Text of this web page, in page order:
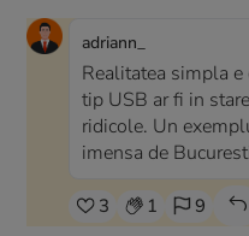
adriann_
Realitatea simpla
tip USB ar fi in
ridicole. Un
imensa de
3 1 9